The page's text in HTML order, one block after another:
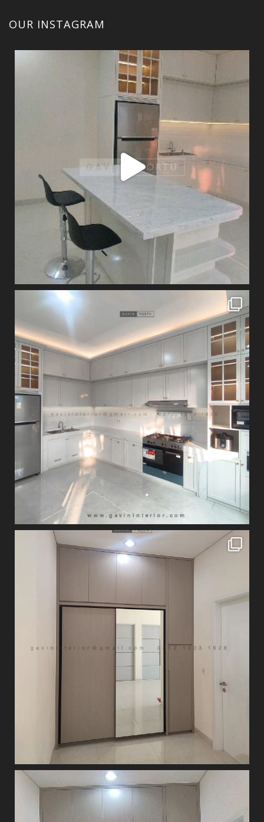
OUR INSTAGRAM